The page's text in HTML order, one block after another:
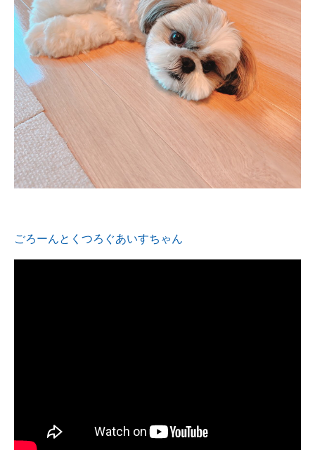
ごろーんとくつろぐあいすちゃん